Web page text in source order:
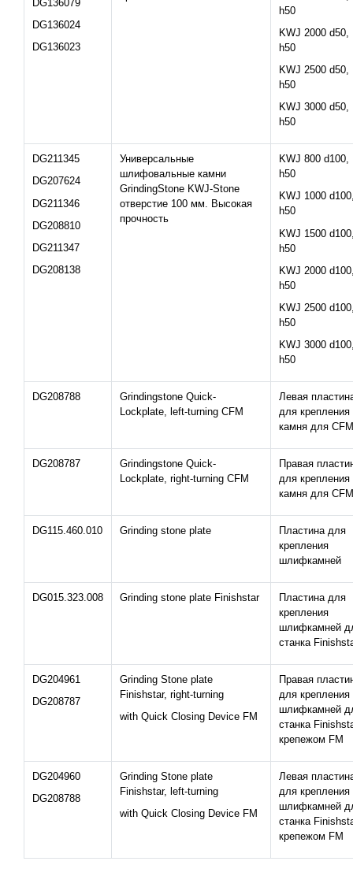
DG136079
DG136024
DG136023
h50
KWJ 2000 d50,
h50
KWJ 2500 d50,
h50
KWJ 3000 d50,
h50
DG211345
DG207624
DG211346
DG208810
DG211347
DG208138
Универсальные
шлифовальные камни
GrindingStone KWJ-Stone
отверстие 100 мм. Высокая
прочность
KWJ 800 d100,
h50
KWJ 1000
h50
KWJ 1500
h50
KWJ 2000
h50
KWJ 2500
h50
KWJ 3000
h50
DG208788
Grindingstone Quick-
Lockplate, left-turning CFM
Левая
для крепления
камня для CFM
DG208787
Grindingstone Quick-
Lockplate, right-turning CFM
Правая
для крепления
камня для CFM
DG115.460.010 Grinding stone plate
Пластина для
крепления
шлифкамней
DG015.323.008 Grinding stone plate Finishstar
Пластина для
крепления
шлифкамней
станка
DG204961
DG208787
Grinding Stone plate
Finishstar, right-turning
with Quick Closing Device FM
Правая
для крепления
шлифкамней
станка
крепежом FM
DG204960
DG208788
Grinding Stone plate
Finishstar, left-turning
with Quick Closing Device FM
Левая
для крепления
шлифкамней
станка
крепежом FM